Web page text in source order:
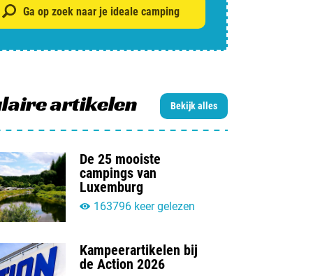
vragen
Ga op zoek naar je ideale camping
artikelen Bekijk alles
De 25 mooiste
campings van
Luxemburg
163796 keer gelezen
Kampeerartikelen bij
de Action 2026